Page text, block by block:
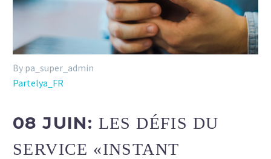
By pa_super_admin
Partelya_FR
08 JUIN: LES DÉFIS DU
SERVICE «INSTANT